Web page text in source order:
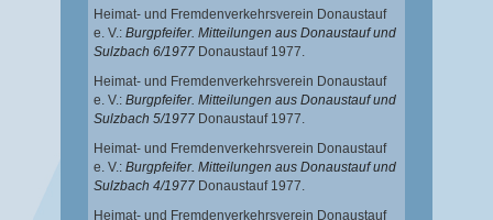
Heimat- und Fremdenverkehrsverein Donaustauf
e. V.: Burgpfeifer. Mitteilungen aus Donaustauf und
Sulzbach 6/1977 Donaustauf 1977.
Heimat- und Fremdenverkehrsverein Donaustauf
e. V.: Burgpfeifer. Mitteilungen aus Donaustauf und
Sulzbach 5/1977 Donaustauf 1977.
Heimat- und Fremdenverkehrsverein Donaustauf
e. V.: Burgpfeifer. Mitteilungen aus Donaustauf und
Sulzbach 4/1977 Donaustauf 1977.
Heimat- und Fremdenverkehrsverein Donaustauf